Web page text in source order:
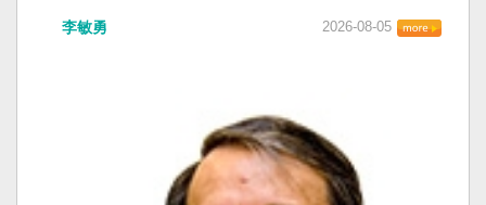
李敏勇 2026-08-05